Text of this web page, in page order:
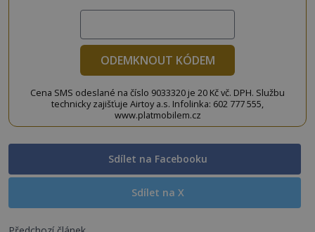
ODEMKNOUT KÓDEM
Cena SMS odeslané na číslo 9033320 je 20 Kč vč. DPH. Službu
technicky zajišťuje Airtoy a.s. Infolinka: 602 777 555,
www.platmobilem.cz
Sdílet na Facebooku
Sdílet na X